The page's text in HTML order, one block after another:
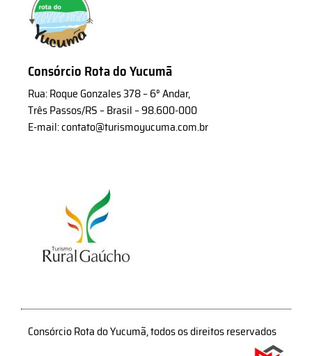
Consórcio Rota do Yucumã
Rua: Roque Gonzales 378 – 6° Andar,
Três Passos/RS – Brasil – 98.600-000
E-mail: contato@turismoyucuma.com.br
Consórcio Rota do Yucumã, todos os direitos reservados